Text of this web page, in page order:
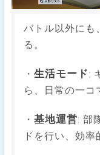
バトル以外にも
る。
・生活モード:
ら、日常の一コ
・基地運営: 部
ドを行い、効率